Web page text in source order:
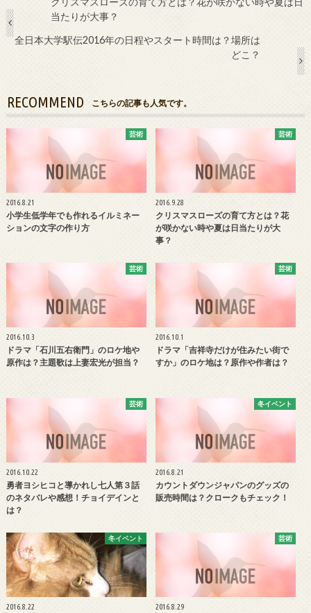
当たりが大事？
全日本大学駅伝2016年の日程やスタート時間は？場所は
どこ？
RECOMMEND こちらの記事も人気です。
芸術
2016.8.21
小学生低学年でも作れるイルミネー
ションの文字の作り方
芸術
2016.9.28
クリスマスローズの育て方とは？花
が咲かない時や夏は日当たりが大
事？
芸術
2016.10.3
ドラマ「石川五右衛門」のロケ地や
原作は？主題歌は上妻宏光が担当？
芸術
2016.10.1
ドラマ「吉祥寺だけが住みたい街で
すか」のロケ地は？原作や作者は？
芸術
2016.10.22
勇者ヨシヒコと導かれし七人第３話
のネタバレや感想！チョイデインと
は？
冬イベント
2016.8.21
カウントダウンジャパンのグッズの
販売時間は？クロークもチェック！
冬イベント
2016.8.22
芸術
2016.8.29